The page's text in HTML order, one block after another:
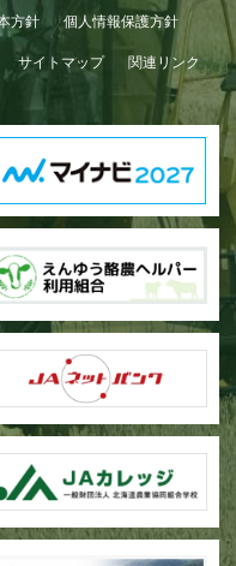
方針 個人情報保護方針
サイトマップ 関連リンク